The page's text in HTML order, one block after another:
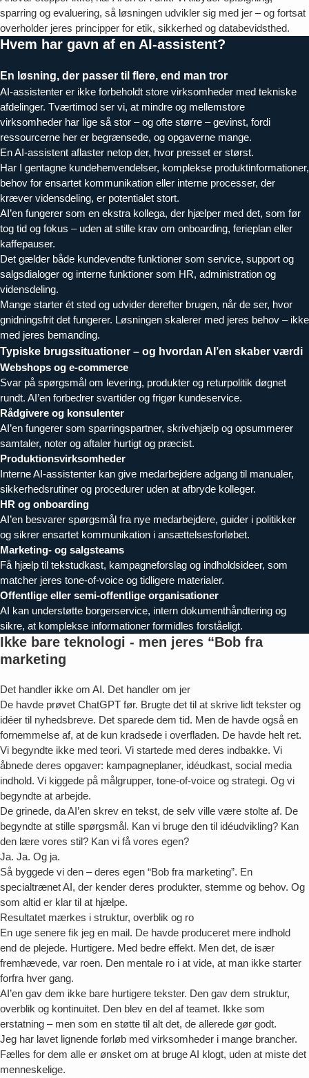
sparring og evaluering, så løsningen udvikler sig med jer – og fortsat
overholder jeres principper for etik, sikkerhed og databevidsthed.
Hvem har gavn af en AI-assistent?
En løsning, der passer til flere, end man tror
AI-assistenter er ikke forbeholdt store virksomheder med tekniske
afdelinger. Tværtimod ser vi, at mindre og mellemstore
virksomheder har lige så stor – og ofte større – gevinst, fordi
ressourcerne her er begrænsede, og opgaverne mange.
En AI-assistent aflaster netop der, hvor presset er størst.
Har I gentagne kundehenvendelser, komplekse produktinformationer,
behov for ensartet kommunikation eller interne processer, der
kræver vidensdeling, er potentialet stort.
AI’en fungerer som en ekstra kollega, der hjælper med det, som før
tog tid og fokus – uden at stille krav om onboarding, ferieplan eller
kaffepauser.
Det gælder både kundevendte funktioner som service, support og
salgsdialoger og interne funktioner som HR, administration og
vidensdeling.
Mange starter ét sted og udvider derefter brugen, når de ser, hvor
gnidningsfrit det fungerer. Løsningen skalerer med jeres behov – ikke
med jeres bemanding.
Typiske brugssituationer – og hvordan AI’en skaber værdi
Webshops og e-commerce
Svar på spørgsmål om levering, produkter og returpolitik døgnet
rundt. AI’en forbedrer svartider og frigør kundeservice.
Rådgivere og konsulenter
AI’en fungerer som sparringspartner, skrivehjælp og opsummerer
samtaler, noter og aftaler hurtigt og præcist.
Produktionsvirksomheder
Interne AI-assistenter kan give medarbejdere adgang til manualer,
sikkerhedsrutiner og procedurer uden at afbryde kolleger.
HR og onboarding
AI’en besvarer spørgsmål fra nye medarbejdere, guider i politikker
og sikrer ensartet kommunikation i ansættelsesforløbet.
Marketing- og salgsteams
Få hjælp til tekstudkast, kampagneforslag og indholdsideer, som
matcher jeres tone-of-voice og tidligere materialer.
Offentlige eller semi-offentlige organisationer
AI kan understøtte borgerservice, intern dokumenthåndtering og
sikre, at komplekse informationer formidles forståeligt.
Ikke bare teknologi - men jeres “Bob fra
marketing
Det handler ikke om AI. Det handler om jer
De havde prøvet ChatGPT før. Brugte det til at skrive lidt tekster og
idéer til nyhedsbreve. Det sparede dem tid. Men de havde også en
fornemmelse af, at de kun kradsede i overfladen. De havde helt ret.
Vi begyndte ikke med teori. Vi startede med deres indbakke. Vi
åbnede deres opgaver: kampagneplaner, idéudkast, social media
indhold. Vi kiggede på målgrupper, tone-of-voice og strategi. Og vi
begyndte at arbejde.
De grinede, da AI’en skrev en tekst, de selv ville være stolte af. De
begyndte at stille spørgsmål. Kan vi bruge den til idéudvikling? Kan
den lære vores stil? Kan vi få vores egen?
Ja. Ja. Og ja.
Så byggede vi den – deres egen “Bob fra marketing”. En
specialtrænet AI, der kender deres produkter, stemme og behov. Og
som altid er klar til at hjælpe.
Resultatet mærkes i struktur, overblik og ro
En uge senere fik jeg en mail. De havde produceret mere indhold
end de plejede. Hurtigere. Med bedre effekt. Men det, de især
fremhævede, var roen. Den mentale ro i at vide, at man ikke starter
forfra hver gang.
AI’en gav dem ikke bare hurtigere tekster. Den gav dem struktur,
overblik og kontinuitet. Den blev en del af teamet. Ikke som
erstatning – men som en støtte til alt det, de allerede gør godt.
Jeg har lavet lignende forløb med virksomheder i mange brancher.
Fælles for dem alle er ønsket om at bruge AI klogt, uden at miste det
menneskelige.